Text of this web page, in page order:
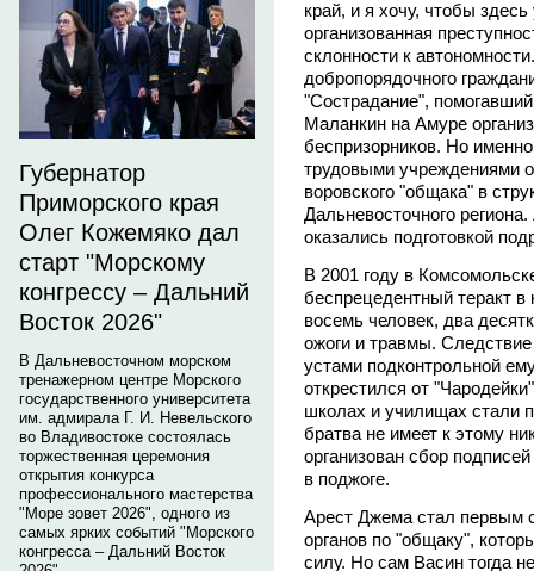
Губернатор
Приморского края
Олег Кожемяко дал
старт "Морскому
конгрессу – Дальний
Восток 2026"
В Дальневосточном морском
тренажерном центре Морского
государственного университета
им. адмирала Г. И. Невельского
во Владивостоке состоялась
торжественная церемония
открытия конкурса
профессионального мастерства
"Море зовет 2026", одного из
самых ярких событий "Морского
конгресса – Дальний Восток
край, и я хочу, чтобы
организованная
склонности к
добропорядочного
"Сострадание",
Маланкин на Амуре
беспризорников. Но
трудовыми учреждениями
воровского "общака" в
Дальневосточного
оказались подготовкой
В 2001 году в
беспрецедентный теракт в
восемь человек, два
ожоги и травмы.
устами подконтрольной
открестился от
школах и училищах стали
братва не имеет к этому
организован сбор
в поджоге.
Арест Джема стал первым
органов по "общаку",
силу. Но сам Васин тогда